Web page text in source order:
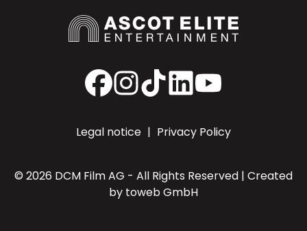
Facebook
Instagram
TikTokLinkedInYouTube
Legal notice | Privacy Policy
© 2026 DCM Film AG - All Rights Reserved | Created
by toweb GmbH